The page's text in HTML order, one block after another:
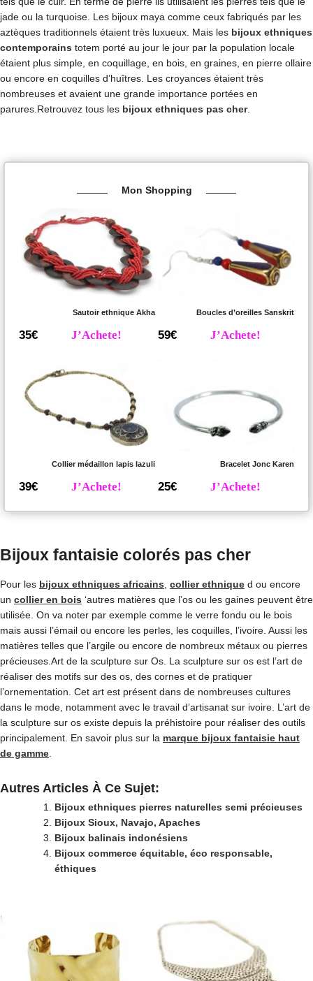
jade ou la turquoise. Les bijoux maya comme ceux fabriqués par les
aztèques traditionnels étaient très luxueux. Mais les bijoux ethniques
contemporains totem porté au jour le jour par la population locale
étaient plus simple, en coquillage, en bois, en graines, en pierre ollaire
ou encore en coquilles d’huîtres. Les croyances étaient très
nombreuses et avaient une grande importance portées en
parures.Retrouvez tous les bijoux ethniques pas cher.
Mon Shopping
Sautoir ethnique Akha
35€ J’Achete!
Boucles d’oreilles Sanskrit
59€ J’Achete!
Collier médaillon lapis lazuli
39€ J’Achete!
Bracelet Jonc Karen
25€ J’Achete!
Bijoux fantaisie colorés pas cher
Pour les bijoux ethniques africains collier ethnique d ou encore
un collier en bois ‘autres matières que l’os ou les gaines peuvent être
utilisée. On va noter par exemple comme le verre fondu ou le bois
mais aussi l’émail ou encore les perles, les coquilles, l’ivoire. Aussi les
matières telles que l’argile ou encore de nombreux métaux ou pierres
précieuses.Art de la sculpture sur Os. La sculpture sur os est l’art de
réaliser des motifs sur des os, des cornes et de pratiquer
l’ornementation. Cet art est présent dans de nombreuses cultures
dans le mode, notamment avec le travail d’artisanat sur ivoire. L’art de
la sculpture sur os existe depuis la préhistoire pour réaliser des outils
principalement. En savoir plus sur la marque bijoux fantaisie haut
de gamme
Autres Articles À Ce Sujet:
Bijoux ethniques pierres naturelles semi précieuses
Bijoux Sioux, Navajo, Apaches
Bijoux balinais indonésiens
Bijoux commerce équitable, éco responsable,
éthiques